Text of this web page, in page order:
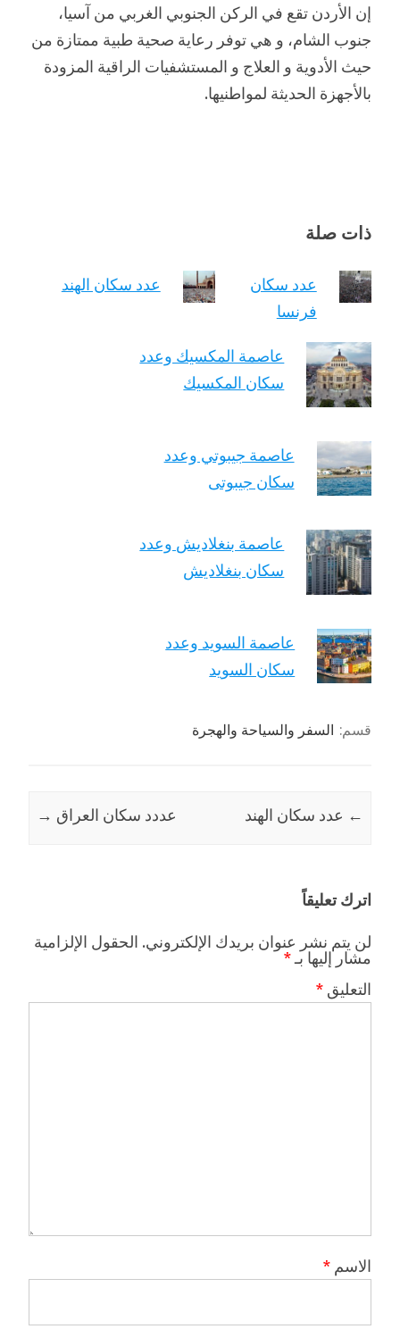
إن الأردن تقع في الركن الجنوبي الغربي من آسيا،
جنوب الشام، و هي توفر رعاية صحية طبية ممتازة من
حيث الأدوية و العلاج و المستشفيات الراقية المزودة
بالأجهزة الحديثة لمواطنيها.
ذات صلة
عدد سكان
فرنسا
عدد سكان الهند
عاصمة المكسيك وعدد
سكان المكسيك
عاصمة جيبوتي وعدد
سكان جيبوتى
عاصمة بنغلاديش وعدد
سكان بنغلاديش
عاصمة السويد وعدد
سكان السويد
قسم: السفر والسياحة والهجرة
← عدد سكان الهند عددد سكان العراق →
اترك تعليقاً
لن يتم نشر عنوان بريدك الإلكتروني. الحقول الإلزامية
مشار إليها بـ *
التعليق *
الاسم *